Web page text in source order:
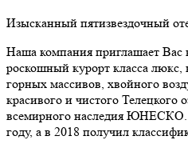
Изысканный пятизвездочный
Наша компания приглашает Вас
роскошный курорт класса люкс,
горных массивов, хвойного
красивого и чистого Телецкого
всемирного наследия ЮНЕСКО.
году, а в 2018 получил